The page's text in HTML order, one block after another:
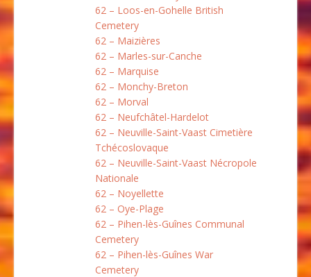
62 – Loos-en-Gohelle British
Cemetery
62 – Maizières
62 – Marles-sur-Canche
62 – Marquise
62 – Monchy-Breton
62 – Morval
62 – Neufchâtel-Hardelot
62 – Neuville-Saint-Vaast Cimetière
Tchécoslovaque
62 – Neuville-Saint-Vaast Nécropole
Nationale
62 – Noyellette
62 – Oye-Plage
62 – Pihen-lès-Guînes Communal
Cemetery
62 – Pihen-lès-Guînes War
Cemetery